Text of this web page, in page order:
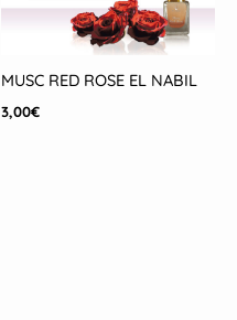
MUSC RED ROSE EL NABIL
3,00€